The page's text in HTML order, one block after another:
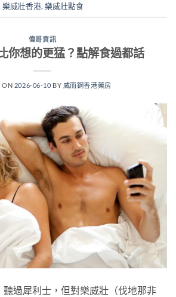
樂威壯香港,樂威壯點食
偉哥資訊
你想的更猛？點解食過都話
ON 2026-06-10 BY 威而鋼香港藥房
過犀利士，但對樂威壯（伐地那非